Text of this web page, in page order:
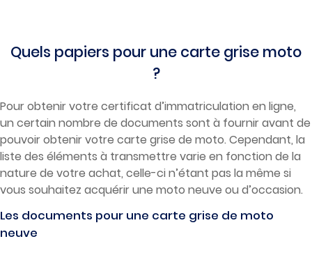
Quels papiers pour une carte grise moto
?
Pour obtenir votre certificat d’immatriculation en ligne,
un certain nombre de documents sont à fournir avant de
pouvoir obtenir votre carte grise de moto. Cependant, la
liste des éléments à transmettre varie en fonction de la
nature de votre achat, celle-ci n’étant pas la même si
vous souhaitez acquérir une moto neuve ou d’occasion.
Les documents pour une carte grise de moto
neuve